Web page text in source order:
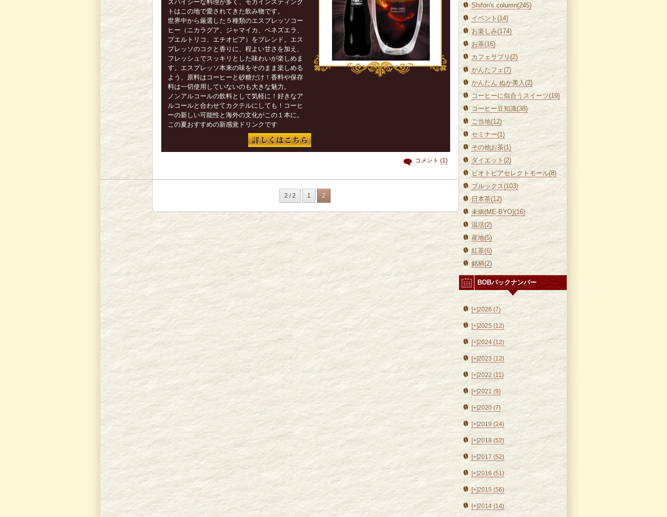
スパイシーな料理が多く、モカインスティンク
トはこの地で愛されてきた飲み物です。
世界中から厳選した５種類のエスプレッソコー
ヒー（ニカラグア、ジャマイカ、ベネズエラ、
プエルトリコ、エチオピア）をブレンド。エス
プレッソのコクと香りに、程よい甘さを加え、
フレッシュでスッキリとした味わいが楽しめま
す。エスプレッソ本来の味をそのまま楽しめる
よう、原料はコーヒーと砂糖だけ！香料や保存
料は一切使用していないのも大きな魅力。
ノンアルコールの飲料として気軽に！好きなア
ルコールと合わせてカクテルにしても！コーヒ
ーの新しい可能性と海外の文化がこの１本に。
この夏おすすめの新感覚ドリンクです
コメント (1)
2 / 2 1 2
Shifon's column(245)
イベント(14)
お楽しみ(174)
お茶(16)
カフェサプリ(2)
かんたフェ(7)
かんたん ぬか美人(2)
コーヒーに似合うスイーツ(19)
コーヒー豆知識(38)
ご当地(12)
セミナー(1)
その他お茶(1)
ダイエット(2)
ビオトピアセレクトモール(8)
ブルックス(103)
日本茶(12)
未病(ME-BYO)(16)
温活(2)
産地(5)
紅茶(6)
銘柄(2)
BOBバックナンバー
[+]2026 (7)
[+]2025 (12)
[+]2024 (12)
[+]2023 (12)
[+]2022 (11)
[+]2021 (9)
[+]2020 (7)
[+]2019 (24)
[+]2018 (52)
[+]2017 (52)
[+]2016 (51)
[+]2015 (56)
[+]2014 (14)